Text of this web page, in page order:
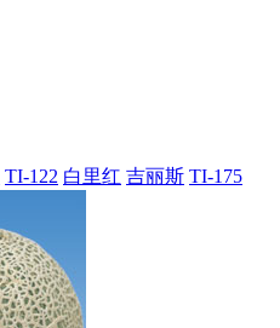
TI-122 白里红 吉丽斯 TI-175